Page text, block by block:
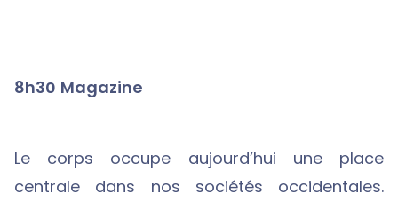
8h30 Magazine
Le corps occupe aujourd’hui une place
centrale dans nos sociétés occidentales.